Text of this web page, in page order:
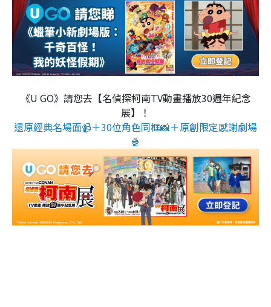
《U GO》請您去【名偵探柯南TV動畫播放30週年紀念
展】！
還原經典名場面📹＋30位角色同框📸＋原創限定感謝劇場
🍿